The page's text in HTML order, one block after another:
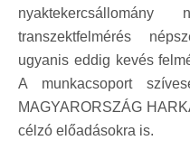
transzektfelmérés
ugyanis eddig kevés
A munkacsoport
MAGYARORSZÁG
célzó előadásokra is.